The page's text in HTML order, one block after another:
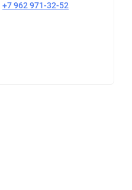
+7 962 971-32-52